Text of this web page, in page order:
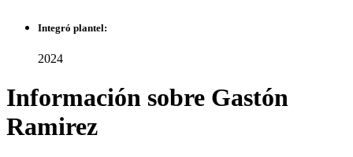
Integró plantel:
2024
Información sobre Gastón
Ramirez